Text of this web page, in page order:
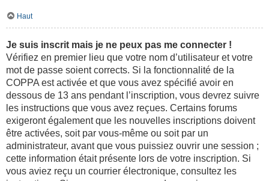
Haut
Je suis inscrit mais je ne peux pas me connecter !
Vérifiez en premier lieu que votre nom d’utilisateur et votre
mot de passe soient corrects. Si la fonctionnalité de la
COPPA est activée et que vous avez spécifié avoir en
dessous de 13 ans pendant l’inscription, vous devrez suivre
les instructions que vous avez reçues. Certains forums
exigeront également que les nouvelles inscriptions doivent
être activées, soit par vous-même ou soit par un
administrateur, avant que vous puissiez ouvrir une session ;
cette information était présente lors de votre inscription. Si
vous aviez reçu un courrier électronique, consultez les